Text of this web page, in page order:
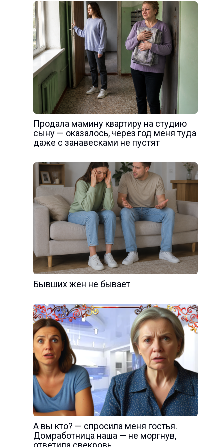
Продала мамину квартиру на студию
сыну — оказалось, через год меня туда
даже с занавесками не пустят
Бывших жен не бывает
А вы кто? — спросила меня гостья.
Домработница наша — не моргнув,
ответила свекровь